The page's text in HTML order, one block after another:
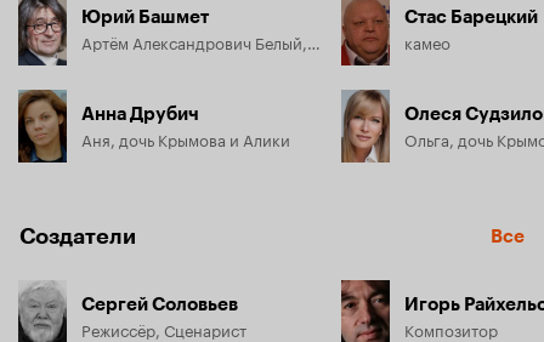
Юрий Башмет
Анна Друбич
Аня, дочь Крымова и Алики
Стас Барецкий
камео
Олеся
Создатели Все
Сергей Соловьев
Режиссёр, Сценарист
Игорь
Композитор